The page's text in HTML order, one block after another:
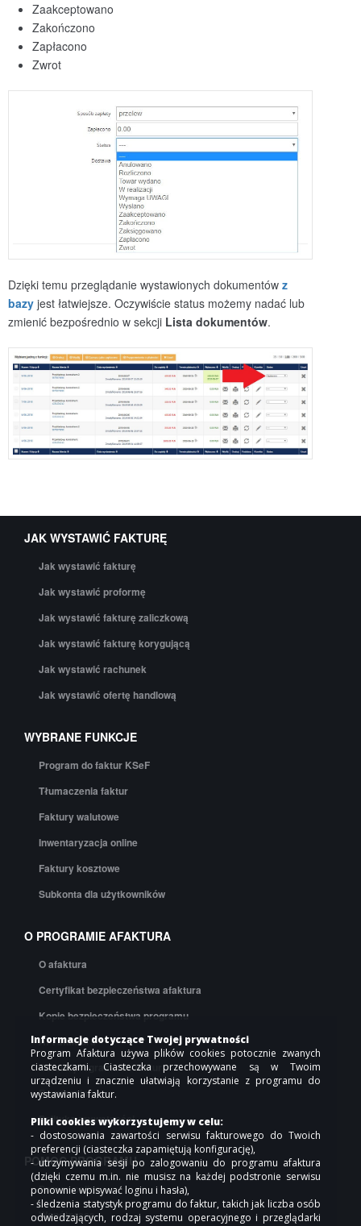
Zaakceptowano
Zakończono
Zapłacono
Zwrot
Dzięki temu przeglądanie wystawionych dokumentów z
bazy jest łatwiejsze. Oczywiście status możemy nadać lub
zmienić bezpośrednio w sekcji Lista dokumentów.
JAK WYSTAWIĆ FAKTURĘ
Jak wystawić fakturę
Jak wystawić proformę
Jak wystawić fakturę zaliczkową
Jak wystawić fakturę korygującą
Jak wystawić rachunek
Jak wystawić ofertę handlową
WYBRANE FUNKCJE
Program do faktur KSeF
Tłumaczenia faktur
Faktury walutowe
Inwentaryzacja online
Faktury kosztowe
Subkonta dla użytkowników
O PROGRAMIE AFAKTURA
O afaktura
Certyfikat bezpieczeństwa afaktura
Kopie bezpieczeństwa programu
API afaktura
Cennik programu do faktur
Regulamin
Polityka prywatności
POMOC PROGRAMU
Pomoc online
Współpraca
Informacje dotyczące Twojej prywatności
Program Afaktura używa plików cookies potocznie zwanych
ciasteczkami. Ciasteczka przechowywane są w Twoim
urządzeniu i znacznie ułatwiają korzystanie z programu do
wystawiania faktur.
Pliki cookies wykorzystujemy w celu:
- dostosowania zawartości serwisu fakturowego do Twoich
preferencji (ciasteczka zapamiętują konfigurację),
- utrzymywania sesji po zalogowaniu do programu afaktura
(dzięki czemu m.in. nie musisz na każdej podstronie serwisu
ponownie wpisywać loginu i hasła),
- śledzenia statystyk programu do faktur, takich jak liczba osób
odwiedzających, rodzaj systemu operacyjnego i przeglądarki